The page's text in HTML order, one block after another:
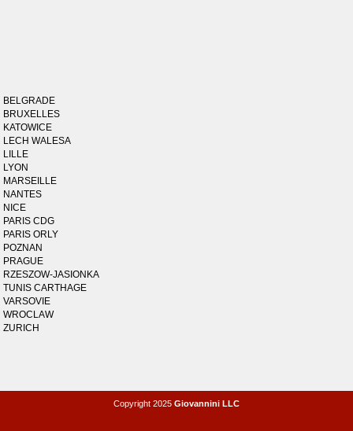
BELGRADE
BRUXELLES
KATOWICE
LECH WALESA
LILLE
LYON
MARSEILLE
NANTES
NICE
PARIS CDG
PARIS ORLY
POZNAN
PRAGUE
RZESZOW-JASIONKA
TUNIS CARTHAGE
VARSOVIE
WROCLAW
ZURICH
Copyright 2025 Giovannini LLC